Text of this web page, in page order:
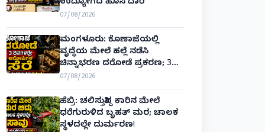
ಉದ್ಯೋಗದ ಹೊಸ ದಾರಿ
07/08/2026
ಮಂಗಳೂರು: ಕೊಣಾಜೆಯಲ್ಲಿ
ವೃದ್ಧೆಯ ಮೇಲೆ ಹಲ್ಲೆ ನಡೆಸಿ
ಚಿನ್ನಾಭರಣ ದರೋಡೆ ಪ್ರಕರಣ; 3
ದಿನಗಳಲ್ಲೇ ಆರೋಪಿಗಳ ಸೆರೆ!
07/08/2026
ಹೆಬ್ರಿ: ಚಲಿಸುತ್ತಿದ್ದ ಕಾರಿನ ಮೇಲೆ
ಧರೆಗುರುಳಿದ ಬೃಹತ್ ಮರ; ಚಾಲಕ
ಸ್ಥಳದಲ್ಲೇ ದುರ್ಮರಣ!